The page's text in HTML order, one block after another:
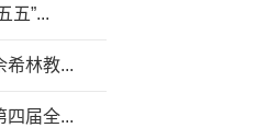
五”...
希林教...
四届全...